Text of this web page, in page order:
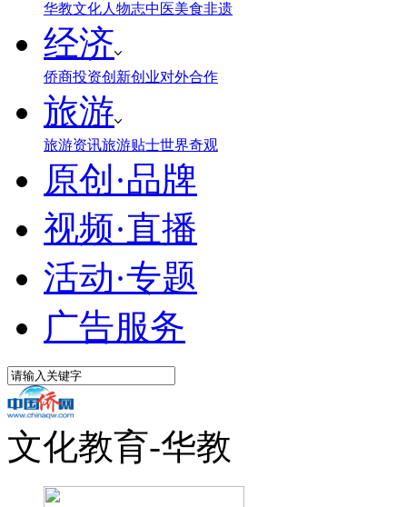
华教文化人物志中医美食非遗
经济
侨商投资创新创业对外合作
旅游
旅游资讯旅游贴士世界奇观
原创·品牌
视频·直播
活动·专题
广告服务
文化教育-华教